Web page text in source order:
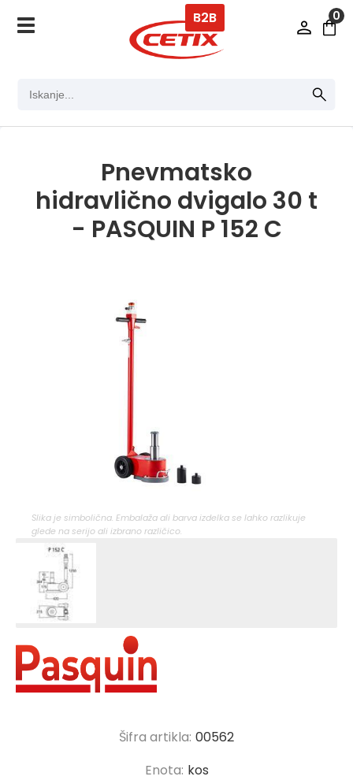
0
B2B
Pnevmatsko
hidravlično dvigalo 30 t
- PASQUIN P 152 C
Slika je simbolična. Embalaža ali barva izdelka se lahko razlikuje
glede na serijo ali izbrano različico.
Šifra artikla: 00562
Enota: kos